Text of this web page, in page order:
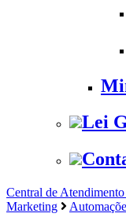
Lei
Central de
Marketing